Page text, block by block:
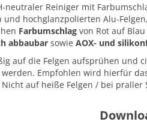
neutraler Reiniger mit
hochglanzpolierten Alu-
Farbumschlag von Rot auf
abbaubar sowie AOX- und
auf die Felgen aufsprühen und
Empfohlen wird hierfür
Nicht auf heiße Felgen / bei